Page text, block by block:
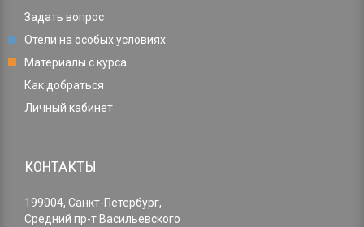
Задать вопрос
Отели на особых условиях
Материалы с курса
Как добраться
Личный кабинет
КОНТАКТЫ
199004, Санкт-Петербург,
Средний пр-т Васильевского